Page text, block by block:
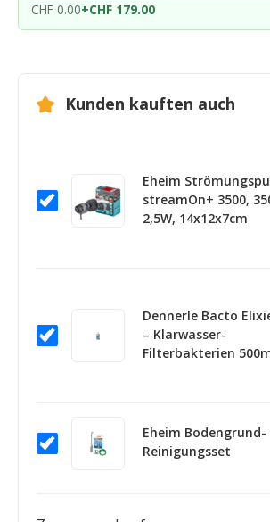
CHF 0.00+CHF 179.00
Kunden kauften auch
Eheim
streamOn+ 3500,
2,5W, 14x12x7cm
Dennerle Bacto
– Klarwasser-
Filterbakterien
Eheim Bodengrund-
Reinigungsset